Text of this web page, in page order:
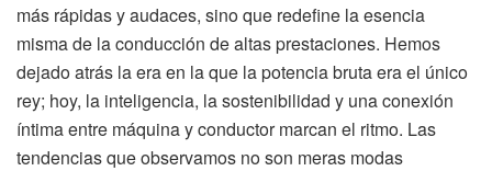
más rápidas y audaces, sino que redefine la esencia
misma de la conducción de altas prestaciones. Hemos
dejado atrás la era en la que la potencia bruta era el único
rey; hoy, la inteligencia, la sostenibilidad y una conexión
íntima entre máquina y conductor marcan el ritmo. Las
tendencias que observamos no son meras modas